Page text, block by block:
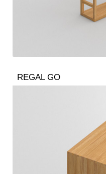
REGAL GO